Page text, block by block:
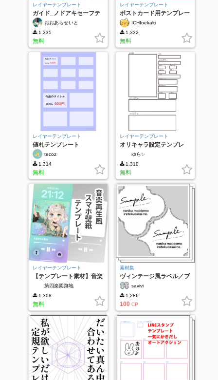
レイヤーテンプレート
ガイド_ノドアキセーフテ
ィ_A5おおあらせいと
1,335
無料
レイヤーテンプレート
ポストカード用テンプレー
ト
ICHIoekaki
1,332
無料
レイヤーテンプレート
値札テンプレート
tecoz
1,314
無料
レイヤーテンプレート
オリキャラ設定テンプレ
ゆら✨
1,310
無料
レイヤーテンプレート
【テンプレート素材】音楽
再生風スマホ壁紙
第四楽園跡地
1,308
無料
素材集
ヴィンテージ風ラベル／ブ
ラシセット
savivi
1,286
100 CP